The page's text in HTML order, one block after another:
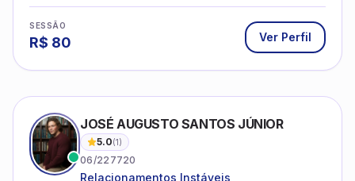
SESSÃO
R$ 80 Ver Perfil
JOSÉ AUGUSTO SANTOS JÚNIOR
5.0(1)
06/227720
Relacionamentos Instáveis